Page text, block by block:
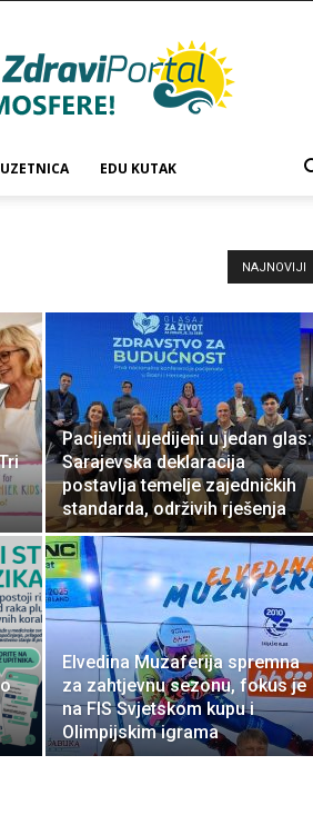
EDU KUTAK
NAJNOVIJI
Pacijenti ujedijeni u jedan glas:
Sarajevska deklaracija
postavlja temelje zajedničkih
standarda, održivih rješenja
Elvedina Muzaferija spremna
za zahtjevnu sezonu, fokus je
na FIS Svjetskom kupu i
Olimpijskim igrama